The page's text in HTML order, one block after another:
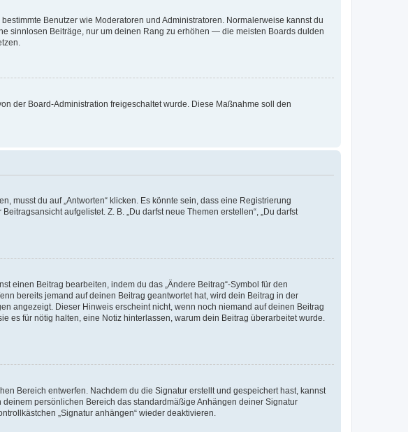
Benutzer wie Moderatoren und Administratoren. Normalerweise kannst du
sinnlosen Beiträge, nur um deinen Rang zu erhöhen — die meisten Boards dulden
der Board-Administration freigeschaltet wurde. Diese Maßnahme soll den
musst du auf „Antworten“ klicken. Es könnte sein, dass eine Registrierung
aufgelistet. Z. B. „Du darfst neue Themen erstellen“, „Du darfst
einen Beitrag bearbeiten, indem du das „Ändere Beitrag“-Symbol für den
bereits jemand auf deinen Beitrag geantwortet hat, wird dein Beitrag in der
angezeigt. Dieser Hinweis erscheint nicht, wenn noch niemand auf deinen Beitrag
es für nötig halten, eine Notiz hinterlassen, warum dein Beitrag überarbeitet wurde.
Bereich entwerfen. Nachdem du die Signatur erstellt und gespeichert hast, kannst
persönlichen Bereich das standardmäßige Anhängen deiner Signatur
„Signatur anhängen“ wieder deaktivieren.